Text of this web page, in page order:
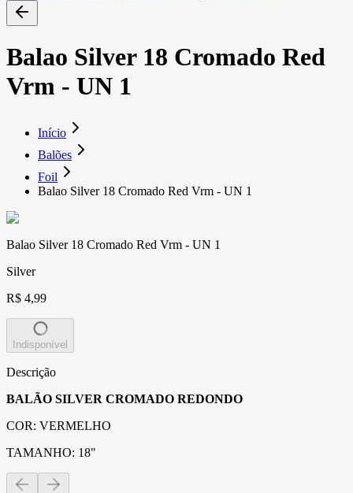
Balao Silver 18 Cromado Red
Vrm - UN 1
Início
Balões
Foil
Balao Silver 18 Cromado Red Vrm - UN 1
Balao Silver 18 Cromado Red Vrm - UN 1
Silver
R$ 4,99
Indisponível
Descrição
BALÃO SILVER CROMADO REDONDO
COR: VERMELHO
TAMANHO: 18"